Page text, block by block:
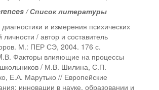
/ Список литературы
и измерения психических
личности / автор и составитель
М.: ПЕР СЭ, 2004. 176 с.
Факторы влияющие на процессы
/ М.В. Шилина, С.П.
Е.А. Марутько // Европейские
инновации в науке, образовании и